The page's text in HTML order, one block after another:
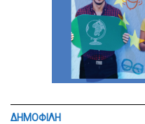
ΔΗΜΟΦΙΛΗ